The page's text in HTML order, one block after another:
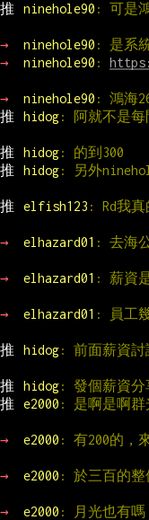
推 ninehole90 : 可是
→ ninehole90 : 是系
→
ninehole90 :
→ ninehole90 : 鴻海
推
hidog: 阿就不是每
推 hidog: 的到300
推
hidog: 另外
推 elfish123 : Rd我真
→ elhazard01 : 去海
→ elhazard01 : 薪資
→ elhazard01 : 員工
推 hidog: 前面薪資討
推 hidog: 發個薪資分
推
e2000 : 是啊是啊群
→ e2000 : 有200的，
→ e2000 : 於三百的整
→ e2000 : 月光也有嗎